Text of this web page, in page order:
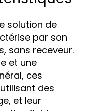
solution de
par son
sans receveur.
et une
ces
des
et leur